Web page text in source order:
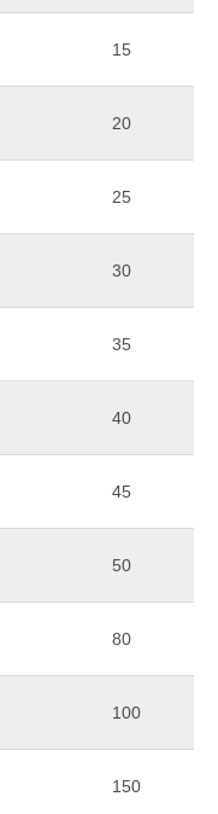
15
20
25
30
35
40
45
50
80
100
150